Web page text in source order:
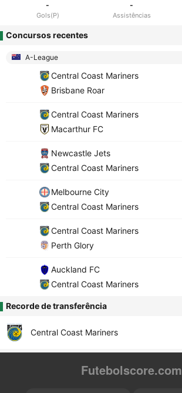
-
Gols(P)
-
Assistências
Concursos recentes
A-League
Central Coast Mariners
Brisbane Roar
Central Coast Mariners
Macarthur FC
Newcastle Jets
Central Coast Mariners
Melbourne City
Central Coast Mariners
Central Coast Mariners
Perth Glory
Auckland FC
Central Coast Mariners
Recorde de transferência
Central Coast Mariners
Futebolscore.com